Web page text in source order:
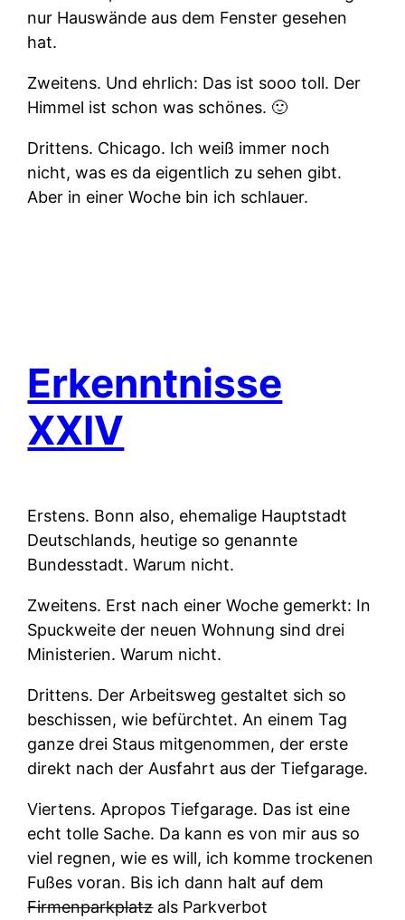
nur Hauswände aus dem Fenster gesehen
hat.
Zweitens. Und ehrlich: Das ist sooo toll. Der
Himmel ist schon was schönes. 🙂
Drittens. Chicago. Ich weiß immer noch
nicht, was es da eigentlich zu sehen gibt.
Aber in einer Woche bin ich schlauer.
Erkenntnisse
XXIV
Erstens. Bonn also, ehemalige Hauptstadt
Deutschlands, heutige so genannte
Bundesstadt. Warum nicht.
Zweitens. Erst nach einer Woche gemerkt: In
Spuckweite der neuen Wohnung sind drei
Ministerien. Warum nicht.
Drittens. Der Arbeitsweg gestaltet sich so
beschissen, wie befürchtet. An einem Tag
ganze drei Staus mitgenommen, der erste
direkt nach der Ausfahrt aus der Tiefgarage.
Viertens. Apropos Tiefgarage. Das ist eine
echt tolle Sache. Da kann es von mir aus so
viel regnen, wie es will, ich komme trockenen
Fußes voran. Bis ich dann halt auf dem
Firmenparkplatzals Parkverbot